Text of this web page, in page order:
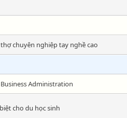
chuyên nghiệp tay nghề cao
Administration
cho du học sinh